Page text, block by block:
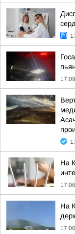
17:09
На
17:06
На
17:06